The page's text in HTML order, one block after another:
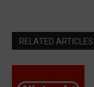
RELATED ARTICLES